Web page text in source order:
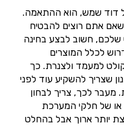
דוד שמש, הוא ההתאמה.
שאם אתם רוצים להבטיח
חשוב לבצע בחינה
לכלל המוצרים
למעמד ולצנרת. כך
שצריך להשקיע עוד לפני
מעבר לכך, צריך לבחון
או של חלקי המערכת
יותר ארוך אבל בהחלט